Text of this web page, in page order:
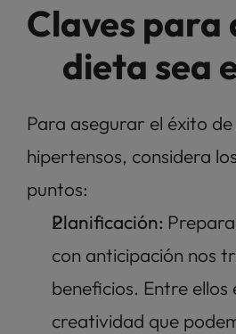
Claves para
dieta sea
Para asegurar el éxito
hipertensos, considera
puntos:
Planificación:
con anticipación nos
beneficios. Entre ellos
creatividad que